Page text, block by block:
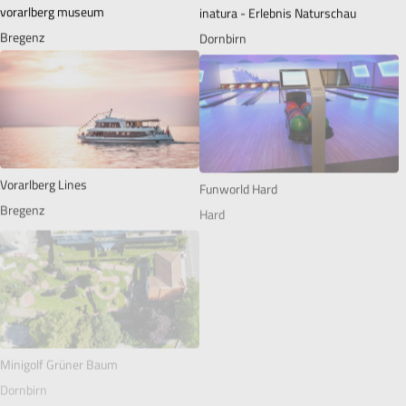
vorarlberg museum
Bregenz
inatura - Erlebnis Naturschau
Dornbirn
Vorarlberg Lines
Bregenz
Funworld Hard
Hard
Minigolf Grüner Baum
Dornbirn